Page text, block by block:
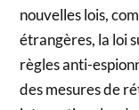
nouvelles lois,
étrangères, la loi
règles anti-
des mesures de